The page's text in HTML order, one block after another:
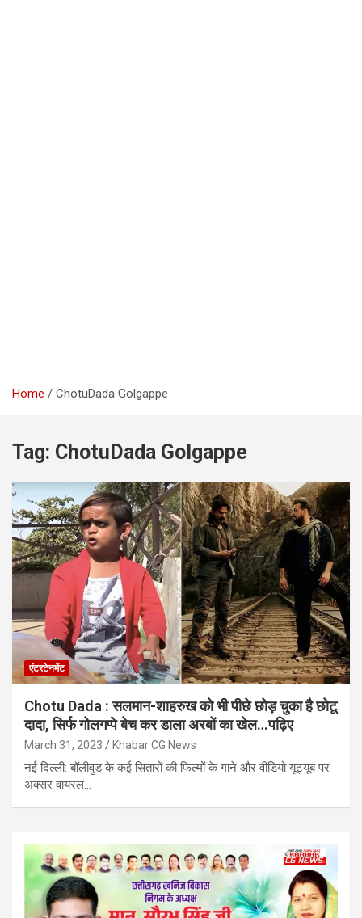
Home ChotuDada Golgappe
Tag: ChotuDada Golgappe
एंटरटेनमेंट
Chotu Dada : सलमान-शाहरुख को भी पीछे छोड़ चुका है छोटू
दादा, सिर्फ गोलगप्पे बेच कर डाला अरबों का खेल…पढ़िए
March 31, 2023 Khabar CG News
नई दिल्ली: बॉलीवुड के कई सितारों की फिल्मों के गाने और वीडियो यूट्यूब पर
अक्सर वायरल…